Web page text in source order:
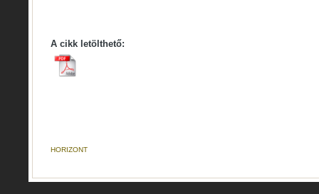
A cikk letölthető:
HORIZONT